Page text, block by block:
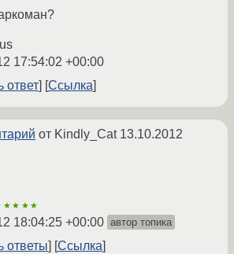
17:54:02 +00:00
ответ
Ссылка
от Kindly_Cat 13.10.2012
18:04:25 +00:00 автор топика
ответы Ссылка